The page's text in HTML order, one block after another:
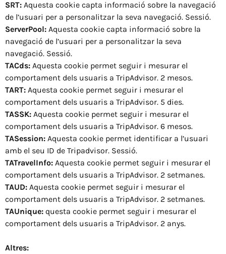
SRT: Aquesta cookie capta informació sobre la navegació
de l’usuari per a personalitzar la seva navegació. Sessió.
ServerPool: Aquesta cookie capta informació sobre la
navegació de l’usuari per a personalitzar la seva
navegació. Sessió.
TACds: Aquesta cookie permet seguir i mesurar el
comportament dels usuaris a TripAdvisor. 2 mesos.
TART: Aquesta cookie permet seguir i mesurar el
comportament dels usuaris a TripAdvisor. 5 dies.
TASSK: Aquesta cookie permet seguir i mesurar el
comportament dels usuaris a TripAdvisor. 6 mesos.
TASession: Aquesta cookie permet identificar a l’usuari
amb el seu ID de Tripadvisor. Sessió.
TATravelInfo: Aquesta cookie permet seguir i mesurar el
comportament dels usuaris a TripAdvisor. 2 setmanes.
TAUD: Aquesta cookie permet seguir i mesurar el
comportament dels usuaris a TripAdvisor. 2 setmanes.
TAUnique: questa cookie permet seguir i mesurar el
comportament dels usuaris a TripAdvisor. 2 anys.
Altres: